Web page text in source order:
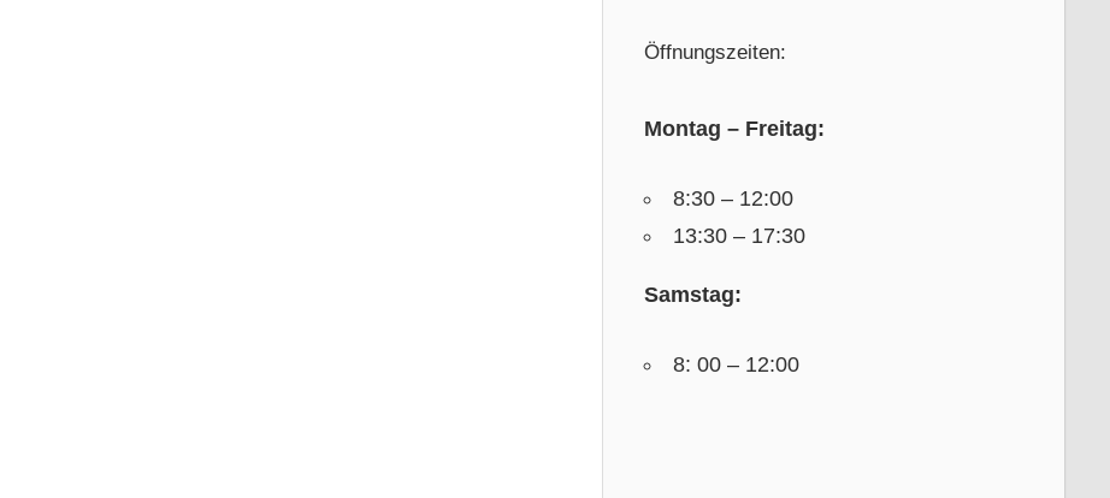
Öffnungszeiten:
Montag – Freitag:
8:30 – 12:00
13:30 – 17:30
Samstag:
8: 00 – 12:00